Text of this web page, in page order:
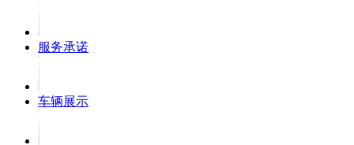
服务承诺
车辆展示